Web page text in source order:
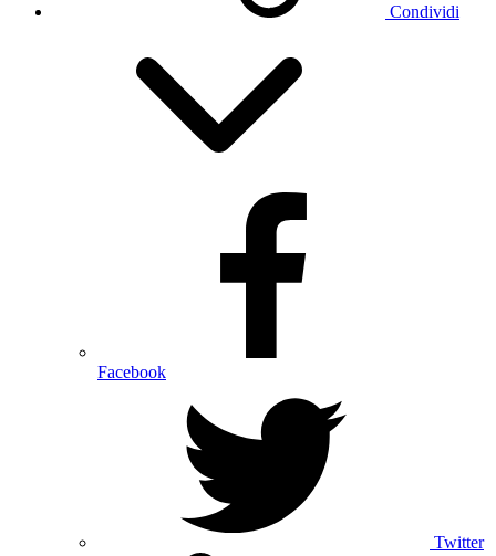
Condividi
Facebook
Twitter